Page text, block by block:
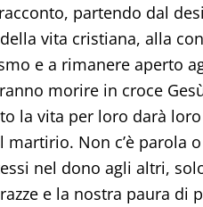
partendo dal
vita cristiana, alla
e a rimanere aperto
morire in croce
la vita per loro darà
Non c’è parola
nel dono agli altri,
e la nostra paura di